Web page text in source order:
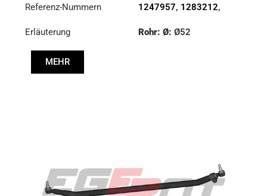
Referenz-Nummern 1247957, 1283212,
Erläuterung
Rohr: Ø:Ø52
MEHR